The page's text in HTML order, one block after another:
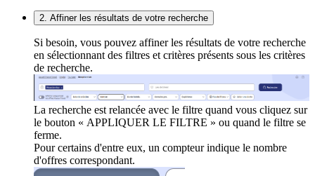
2. Affiner les résultats de votre recherche
Si besoin, vous pouvez affiner les résultats de votre recherche
en sélectionnant des filtres et critères présents sous les critères
de recherche.
La recherche est relancée avec le filtre quand vous cliquez sur
le bouton « APPLIQUER LE FILTRE » ou quand le filtre se
ferme.
Pour certains d'entre eux, un compteur indique le nombre
d'offres correspondant.